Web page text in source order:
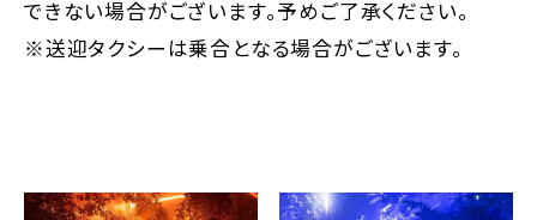
できない場合がございます。予めご了承ください。
※送迎タクシーは乗合となる場合がございます。